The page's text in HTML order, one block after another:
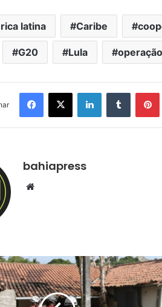
latina Caribe
G20 Lula
bahiapress